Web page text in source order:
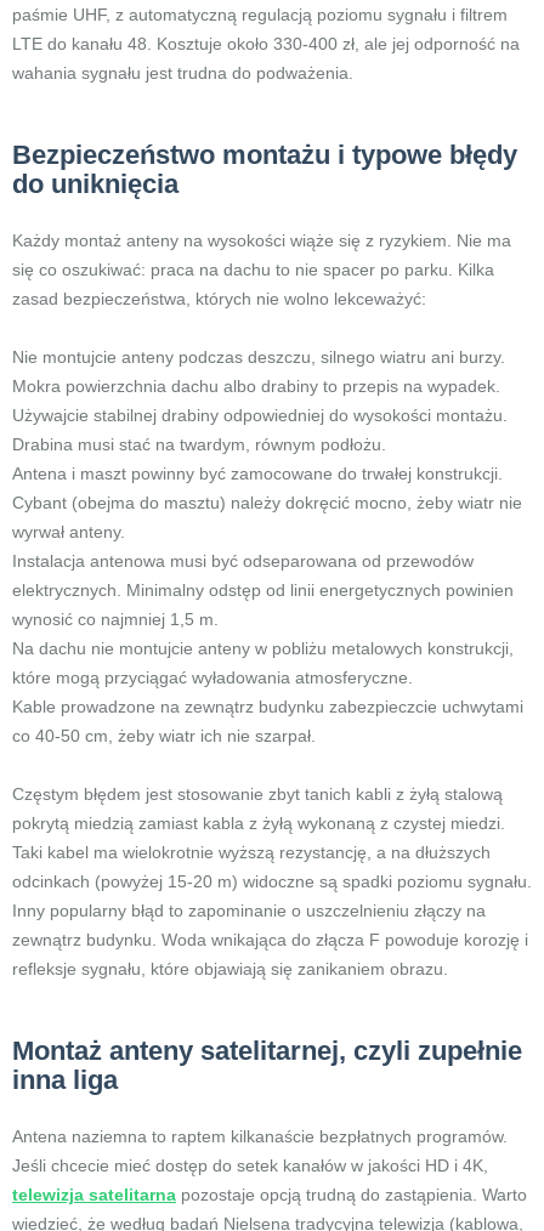
paśmie UHF, z automatyczną regulacją poziomu sygnału i filtrem
LTE do kanału 48. Kosztuje około 330-400 zł, ale jej odporność na
wahania sygnału jest trudna do podważenia.
Bezpieczeństwo montażu i typowe błędy
do uniknięcia
Każdy montaż anteny na wysokości wiąże się z ryzykiem. Nie ma
się co oszukiwać: praca na dachu to nie spacer po parku. Kilka
zasad bezpieczeństwa, których nie wolno lekceważyć:
Nie montujcie anteny podczas deszczu, silnego wiatru ani burzy.
Mokra powierzchnia dachu albo drabiny to przepis na wypadek.
Używajcie stabilnej drabiny odpowiedniej do wysokości montażu.
Drabina musi stać na twardym, równym podłożu.
Antena i maszt powinny być zamocowane do trwałej konstrukcji.
Cybant (obejma do masztu) należy dokręcić mocno, żeby wiatr nie
wyrwał anteny.
Instalacja antenowa musi być odseparowana od przewodów
elektrycznych. Minimalny odstęp od linii energetycznych powinien
wynosić co najmniej 1,5 m.
Na dachu nie montujcie anteny w pobliżu metalowych konstrukcji,
które mogą przyciągać wyładowania atmosferyczne.
Kable prowadzone na zewnątrz budynku zabezpieczcie uchwytami
co 40-50 cm, żeby wiatr ich nie szarpał.
Częstym błędem jest stosowanie zbyt tanich kabli z żyłą stalową
pokrytą miedzią zamiast kabla z żyłą wykonaną z czystej miedzi.
Taki kabel ma wielokrotnie wyższą rezystancję, a na dłuższych
odcinkach (powyżej 15-20 m) widoczne są spadki poziomu sygnału.
Inny popularny błąd to zapominanie o uszczelnieniu złączy na
zewnątrz budynku. Woda wnikająca do złącza F powoduje korozję i
refleksje sygnału, które objawiają się zanikaniem obrazu.
Montaż anteny satelitarnej, czyli zupełnie
inna liga
Antena naziemna to raptem kilkanaście bezpłatnych programów.
Jeśli chcecie mieć dostęp do setek kanałów w jakości HD i 4K,
telewizja satelitarna pozostaje opcją trudną do zastąpienia. Warto
wiedzieć, że według badań Nielsena tradycyjna telewizja (kablowa,